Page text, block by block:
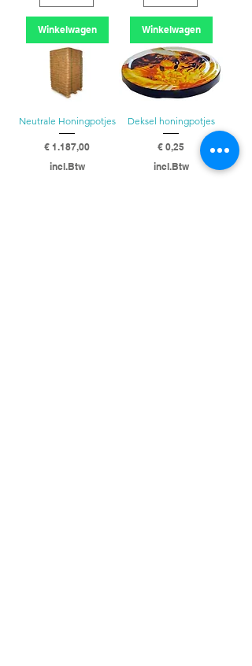
Winkelwagen Winkelwagen
Neutrale Honingpotjes
Prijs
€ 1.187,00
incl.Btw
Deksel honingpotjes
Prijs
€ 0,25
incl.Btw